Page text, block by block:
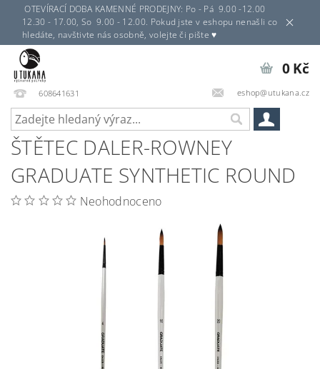
OTEVÍRACÍ DOBA KAMENNÉ PRODEJNY: Po - Pá 9.00 -12.00
12.30 - 17.00, So 9.00 - 12.00. Pokud jste v eshopu nenašli co
hledáte, navštivte nás osobně, volejte či pište ♥
608641631 eshop@utukana.cz
0 Kč
ŠTĚTEC DALER-ROWNEY
GRADUATE SYNTHETIC ROUND
Neohodnoceno